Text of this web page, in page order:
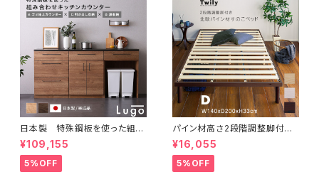
日本製 特殊鋼板を使った組み
合わせキッチンカウンター 18
0cm ゴミ箱上カウンター+引
き出し収納+扉収納 SH-22-C
KS180-BCD
¥109,155
5%OFF
パイン材高さ2段階調整脚付き
すのこベッド(ダブル) ASP-02
D
¥16,055
5%OFF